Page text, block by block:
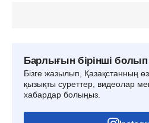
Барлығын бірінші
Бізге жазылып, Қазақстанның
қызықты суреттер, видеолар
хабардар болыңыз.